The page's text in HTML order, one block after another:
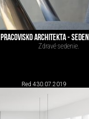
PRACOVISKO ARCHITEKTA -
Zdravé sedenie.
Red 430.07.2019